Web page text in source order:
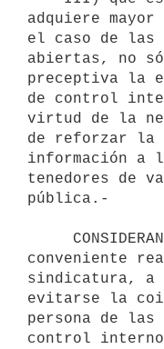
adquiere
el caso de las
abiertas, no
preceptiva la
de control
virtud de la
de reforzar la
información a
tenedores de
pública.-
conveniente
sindicatura, a
evitarse la
persona de las
control